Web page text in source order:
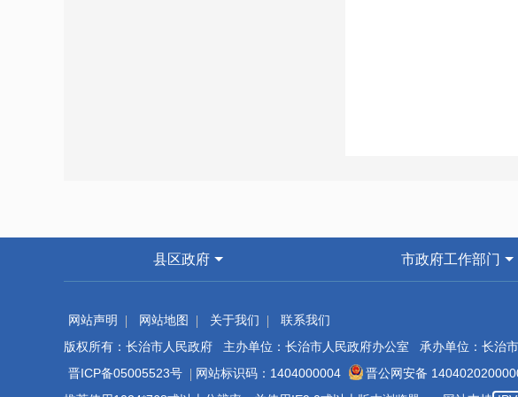
县区政府 市政府工作部门
网站声明 网站地图 关于我们
联系我们
版权所有：长治市人民政府 主办单位：长治市人民政府办公室 承办单位：长治
晋ICP备05005523号
网站标识码：1404000004
晋公网安备